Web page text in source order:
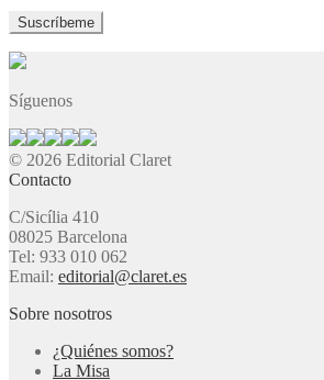
Síguenos
© 2026 Editorial Claret
Contacto
C/Sicília 410
08025 Barcelona
Tel: 933 010 062
Email: editorial@claret.es
Sobre nosotros
¿Quiénes somos?
La Misa